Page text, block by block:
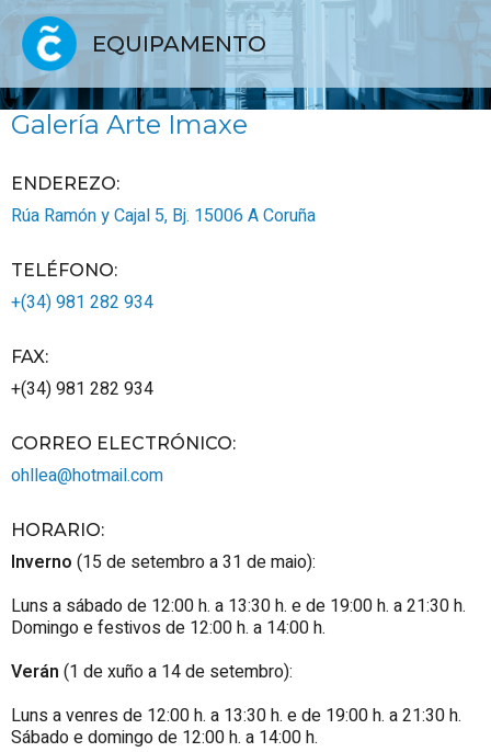
EQUIPAMENTO
Galería Arte Imaxe
ENDEREZO:
Rúa Ramón y Cajal 5, Bj. 15006 A Coruña
TELÉFONO:
+(34) 981 282 934
FAX:
+(34) 981 282 934
CORREO ELECTRÓNICO:
ohllea@hotmail.com
HORARIO:
Inverno (15 de setembro a 31 de maio):
Luns a sábado de 12:00 h. a 13:30 h. e de 19:00 h. a 21:30 h.
Domingo e festivos de 12:00 h. a 14:00 h.
Verán (1 de xuño a 14 de setembro):
Luns a venres de 12:00 h. a 13:30 h. e de 19:00 h. a 21:30 h.
Sábado e domingo de 12:00 h. a 14:00 h.